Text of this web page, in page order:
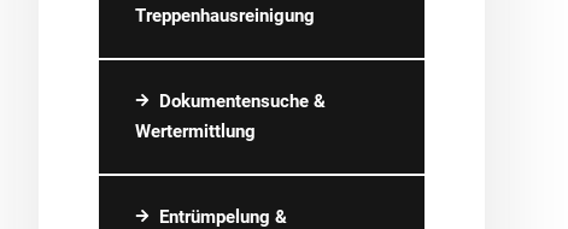
Treppenhausreinigung
Dokumentensuche &
Wertermittlung
Entrümpelung &